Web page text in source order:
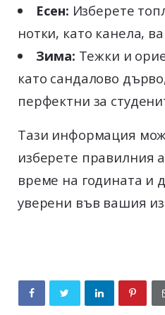
Есен: Изберете
нотки, като канела,
Зима: Тежки и
като сандалово
перфектни за
Тази информация
изберете правилния
време на годината и
уверени във вашия